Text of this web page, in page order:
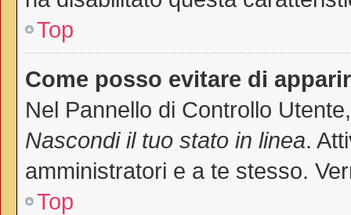
Top
Come posso evitare di
Nel Pannello di Controllo
Nascondi il tuo stato in linea.
amministratori e a te stesso.
Top